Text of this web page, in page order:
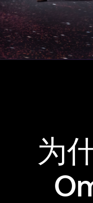
为